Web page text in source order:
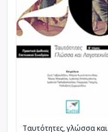
Ταυτότητες, γλώσσα και